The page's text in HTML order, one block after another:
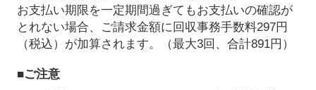
お支払い期限を一定期間過ぎてもお支払いの確認が
とれない場合、ご請求金額に回収事務手数料297円
（税込）が加算されます。（最大3回、合計891円）
■ご注意